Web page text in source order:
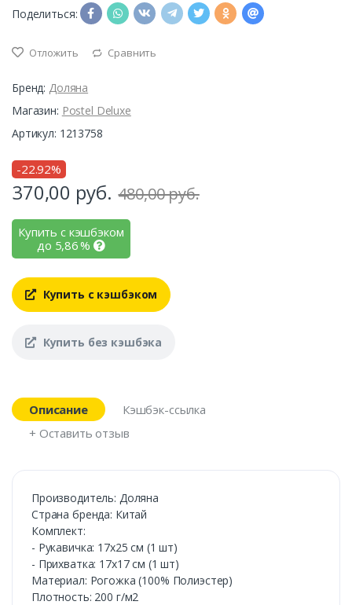
Поделиться:
Отложить Сравнить
Бренд: Доляна
Магазин: Postel Deluxe
Артикул: 1213758
-22.92%
370,00 руб. 480,00 руб.
Купить с кэшбэком
до 5,86%
Купить с кэшбэком
Купить без кэшбэка
Описание
Кэшбэк-ссылка
+ Оставить отзыв
Производитель: Доляна
Страна бренда: Китай
Комплект:
- Рукавичка: 17х25 см (1 шт)
- Прихватка: 17х17 см (1 шт)
Материал: Рогожка (100% Полиэстер)
Плотность: 200 г/м2